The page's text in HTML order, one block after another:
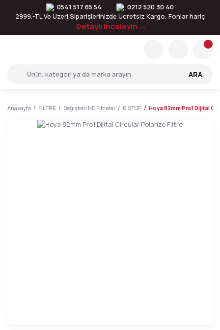
0541 517 65 54
0212 520 30 40
2999.-TL Ve Üzeri Siparişlerinizde Ücretsiz Kargo, Fonlar hariç
Detaylı inceleyin →
ARA
Anasayfa FİLTRE Değişken ND Filtreler 6 STOP Hoya 82mm Pro1 Dijital